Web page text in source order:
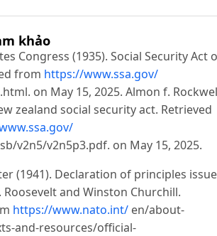
khảo
Congress (1935). Social Security Act
from https://www.ssa.gov/
on May 15, 2025. Almon f.
zealand social security act. Retrieved
v2n5/v2n5p3.pdf. on May 15, 2025.
(1941). Declaration of principles
Roosevelt and Winston Churchill.
https://www.nato.int/ en/about-
and-resources/official-